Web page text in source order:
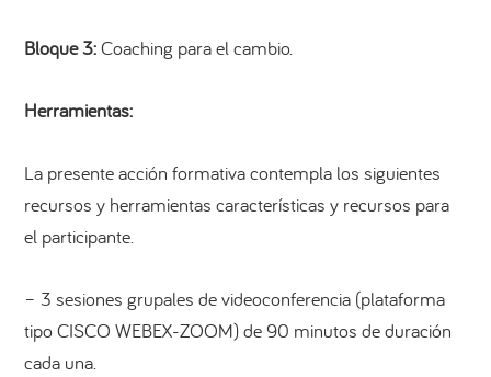
Bloque 3:Coaching para el cambio.
Herramientas:
La presente acción formativa contempla los siguientes
recursos y herramientas características y recursos para
el participante.
– 3 sesiones grupales de videoconferencia (plataforma
tipo CISCO WEBEX-ZOOM) de 90 minutos de duración
cada una.